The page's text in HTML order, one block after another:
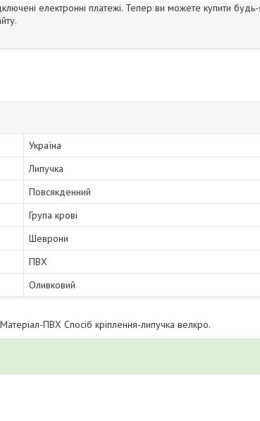
електронні платежі. Тепер ви можете купити
Україна
Липучка
Повсякденний
Група крові
Шеврони
ПВХ
Оливковий
ПВХ Спосіб кріплення-липучка велкро.